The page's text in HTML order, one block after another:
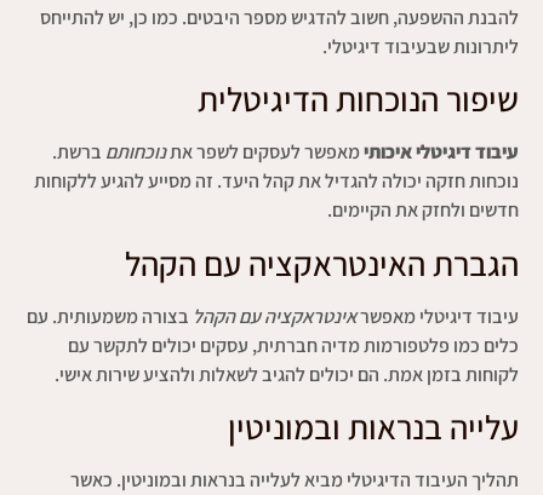
להבנת ההשפעה, חשוב להדגיש מספר היבטים. כמו כן, יש להתייחס
ליתרונות שבעיבוד דיגיטלי.
שיפור הנוכחות הדיגיטלית
עיבוד דיגיטלי איכותימאפשר לעסקים לשפר אתנוכחותם ברשת.
נוכחות חזקה יכולה להגדיל את קהל היעד. זה מסייע להגיע ללקוחות
חדשים ולחזק את הקיימים.
הגברת האינטראקציה עם הקהל
עיבוד דיגיטלי מאפשראינטראקציה עם הקהל בצורה משמעותית. עם
כלים כמו פלטפורמות מדיה חברתית, עסקים יכולים לתקשר עם
לקוחות בזמן אמת. הם יכולים להגיב לשאלות ולהציע שירות אישי.
עלייה בנראות ובמוניטין
תהליך העיבוד הדיגיטלי מביא לעלייה בנראות ובמוניטין. כאשר